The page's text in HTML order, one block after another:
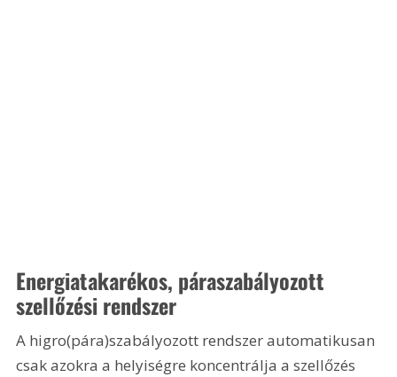
Energiatakarékos, páraszabályozott
szellőzési rendszer
A higro(pára)szabályozott rendszer automatikusan
csak azokra a helyiségre koncentrálja a szellőzés